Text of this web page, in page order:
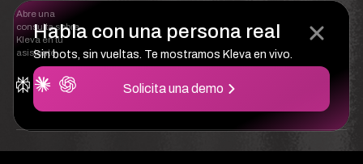
Habla con una persona real
Sin bots, sin vueltas. Te mostramos Kleva en vivo.
Solicita una demo
Abre una
consulta sobre
Kleva en tu
asistente